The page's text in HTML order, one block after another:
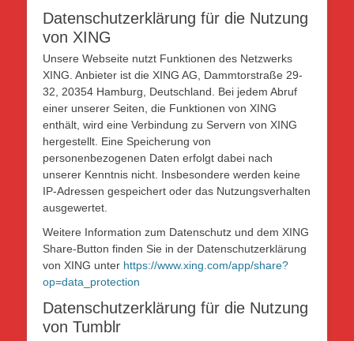
Datenschutzerklärung für die Nutzung
von XING
Unsere Webseite nutzt Funktionen des Netzwerks
XING. Anbieter ist die XING AG, Dammtorstraße 29-
32, 20354 Hamburg, Deutschland. Bei jedem Abruf
einer unserer Seiten, die Funktionen von XING
enthält, wird eine Verbindung zu Servern von XING
hergestellt. Eine Speicherung von
personenbezogenen Daten erfolgt dabei nach
unserer Kenntnis nicht. Insbesondere werden keine
IP-Adressen gespeichert oder das Nutzungsverhalten
ausgewertet.
Weitere Information zum Datenschutz und dem XING
Share-Button finden Sie in der Datenschutzerklärung
von XING unter https://www.xing.com/app/share?
op=data_protection
Datenschutzerklärung für die Nutzung
von Tumblr